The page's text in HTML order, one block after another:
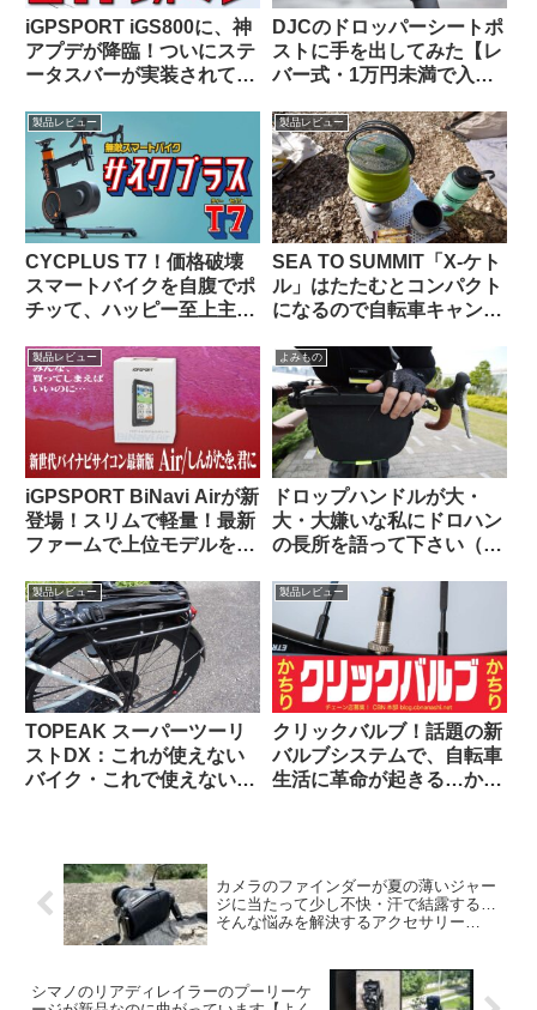
iGPSPORT iGS800に、神
アプデが降臨！ついにステ
ータスバーが実装されて俺
DJCのドロッパーシートポ
ストに手を出してみた【レ
バー式・1万円未満で入門
製品レビュー
CYCPLUS T7！価格破壊
スマートバイクを自腹でポ
チッて、ハッピー至上主
製品レビュー
SEA TO SUMMIT「X-ケト
ル」はたたむとコンパクト
になるので自転車キャンツ
ン
製品レビュー
iGPSPORT BiNavi Airが新
登場！スリムで軽量！最新
ファームで上位モデルを下
よみもの
ドロップハンドルが大・
大・大嫌いな私にドロハン
の長所を語って下さい（海
製品レビュー
TOPEAK スーパーツーリ
ストDX：これが使えない
バイク・これで使えないバ
製品レビュー
クリックバルブ！話題の新
バルブシステムで、自転車
生活に革命が起きる…か
カメラのファインダーが夏の薄いジャー
ジに当たって少し不快・汗で結露する…
そんな悩みを解決するアクセサリー
シマノのリアディレイラーのプーリーケ